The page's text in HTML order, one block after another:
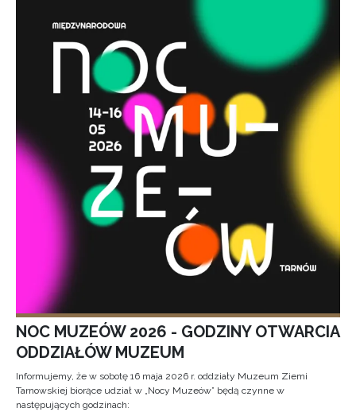
NOC MUZEÓW 2026 - GODZINY OTWARCIA
ODDZIAŁÓW MUZEUM
Informujemy, że w sobotę 16 maja 2026 r. oddziały Muzeum Ziemi
Tarnowskiej biorące udział w „Nocy Muzeów” będą czynne w
następujących godzinach: